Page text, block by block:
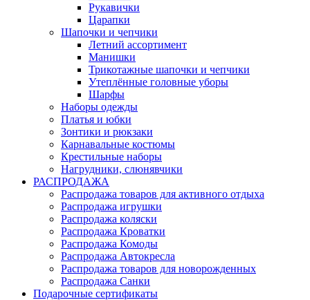
Рукавички
Царапки
Шапочки и чепчики
Летний ассортимент
Манишки
Трикотажные шапочки и чепчики
Утеплённые головные уборы
Шарфы
Наборы одежды
Платья и юбки
Зонтики и рюкзаки
Карнавальные костюмы
Крестильные наборы
Нагрудники, слюнявчики
РАСПРОДАЖА
Распродажа товаров для активного отдыха
Распродажа игрушки
Распродажа коляски
Распродажа Кроватки
Распродажа Комоды
Распродажа Автокресла
Распродажа товаров для новорожденных
Распродажа Санки
Подарочные сертификаты